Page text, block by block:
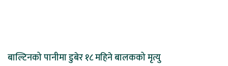
बाल्टिनको पानीमा डुबेर १८ महिने बालकको मृत्यु